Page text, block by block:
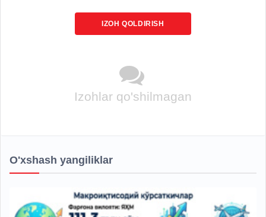
IZOH QOLDIRISH
Izohlar qo'shilmagan
O'xshash yangiliklar